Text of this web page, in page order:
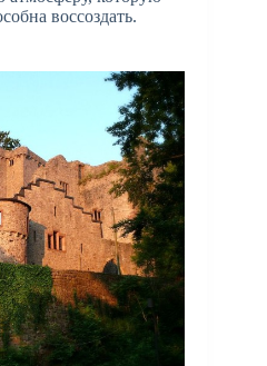
воссоздать.